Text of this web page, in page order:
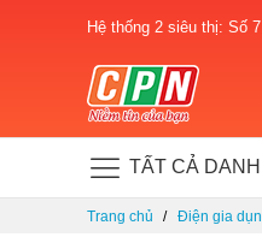
Hệ thống 2 siêu thị: Số
TẤT CẢ
Trang chủ Điện gia